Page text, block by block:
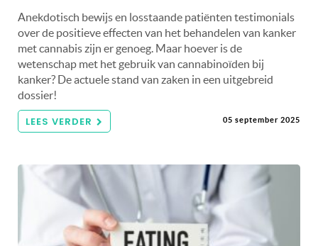
Anekdotisch bewijs en losstaande patiënten testimonials
over de positieve effecten van het behandelen van kanker
met cannabis zijn er genoeg. Maar hoever is de
wetenschap met het gebruik van cannabinoïden bij
kanker? De actuele stand van zaken in een uitgebreid
dossier!
LEES VERDER 05 september 2025